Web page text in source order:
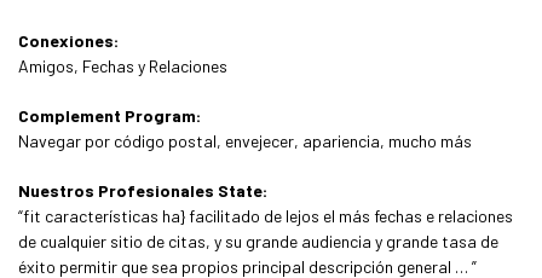
Conexiones:
Amigos, Fechas y Relaciones
Complement Program:
Navegar por código postal, envejecer, apariencia, mucho más
Nuestros Profesionales State:
“fit características ha} facilitado de lejos el más fechas e relaciones
de cualquier sitio de citas, y su grande audiencia y grande tasa de
éxito permitir que sea propios principal descripción general … ”